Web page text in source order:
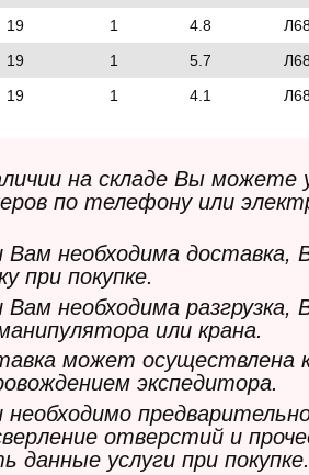
19 1 4.8
19 1 5.7
19 1 4.1
на складе Вы можете
по телефону или
Вам необходима
при покупке.
Вам необходима
или крана.
может осуществлена
экспедитора.
необходимо
отверстий и
данные услуги при покупке.